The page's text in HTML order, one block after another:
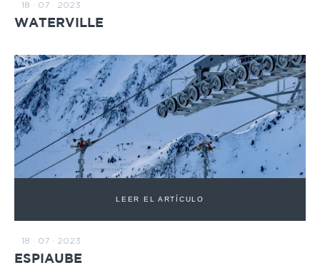
18 · 07 · 2023
WATERVILLE
LEER EL ARTÍCULO
18 · 07 · 2023
ESPIAUBE